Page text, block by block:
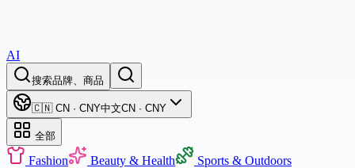
AI
搜索品牌、商品
🇨🇳 CN · CNY中文CN · CNY
全部
Fashion Beauty & Health
Sports & Outdoors